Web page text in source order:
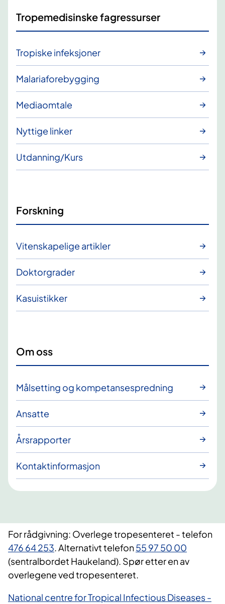
Tropemedisinske fagressurser
Tropiske infeksjoner
Malariaforebygging
Mediaomtale
Nyttige linker
Utdanning/Kurs
Forskning
Vitenskapelige artikler
Doktorgrader
Kasuistikker
Om oss
Målsetting og kompetansespredning
Ansatte
Årsrapporter
Kontaktinformasjon
For rådgivning: Overlege tropesenteret - telefon
476 64 253 . Alternativt telefon55 97 50 00
(sentralbordet Haukeland). Spør etter en av
overlegene ved tropesenteret.
National centre for Tropical Infectious Diseases -